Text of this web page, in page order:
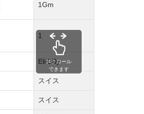
1Gm
1
Eli Lilly
スイス
スイス
スクロール
できます